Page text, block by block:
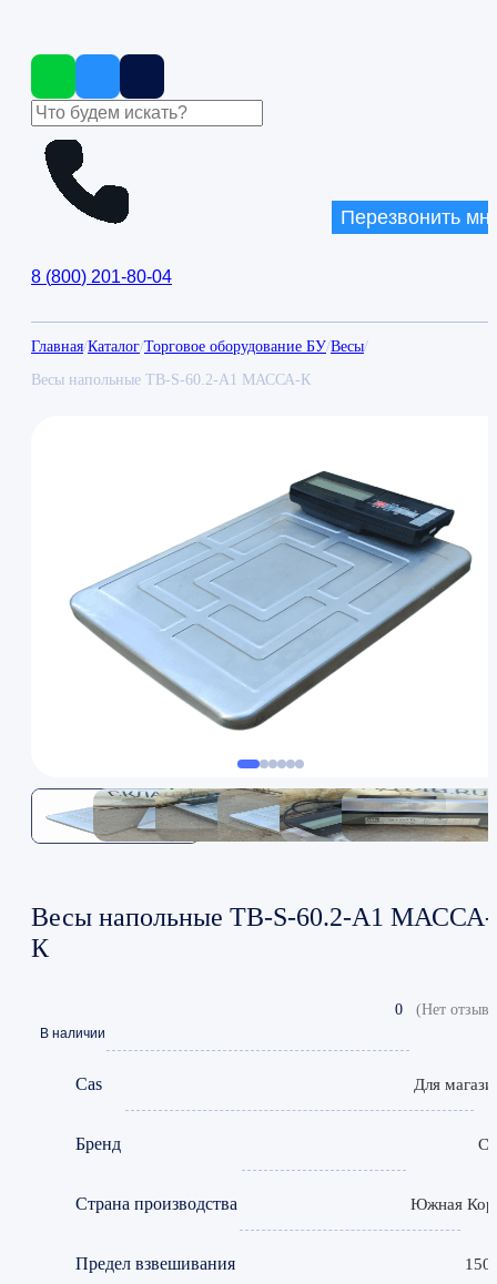
8 (800) 201-80-04
Перезвонить
Главная/Каталог/Торговое оборудование БУ/Весы/
Весы напольные TB-S-60.2-A1 МАССА-К
Весы напольные TB-S-60.2-A1 МАССА-
К
0 (Нет
В наличии
Cas Для
Бренд
Страна производства Южная
Предел взвешивания 150